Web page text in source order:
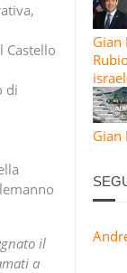
Castello
di
il
a
Gian
Gian